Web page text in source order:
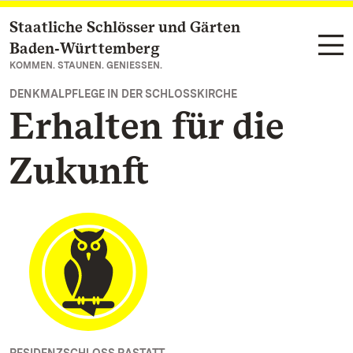
Zum Hauptinhalt springen
Staatliche Schlösser und Gärten
Baden‑Württemberg
KOMMEN. STAUNEN. GENIESSEN.
DENKMALPFLEGE IN DER SCHLOSSKIRCHE
Erhalten für die
Zukunft